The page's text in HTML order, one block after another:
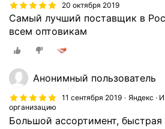
20 октября 2019
Самый лучший поставщик в
всем оптовикам
Анонимный пользователь
11 сентября 2019
Яндекс ·
организацию
Большой ассортимент, быстрая